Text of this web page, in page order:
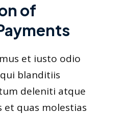
of
et iusto odio
blanditiis
deleniti atque
quas molestias